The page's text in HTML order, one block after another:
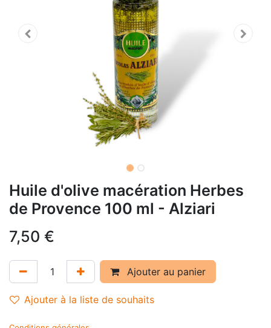
Huile d'olive macération Herbes
de Provence 100 ml - Alziari
7,50 €
Ajouter au panier
Ajouter à la liste de souhaits